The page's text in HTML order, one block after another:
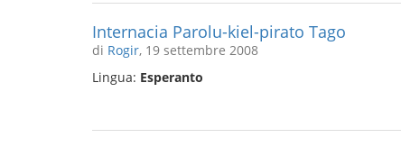
Internacia Parolu-kiel-pirato Tago
di Rogir, 19 settembre 2008
Lingua: Esperanto